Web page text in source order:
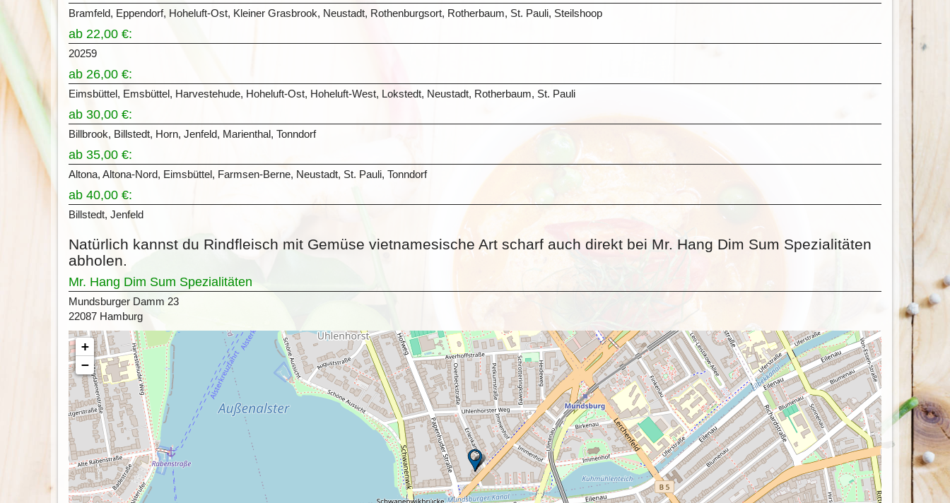
Bramfeld, Eppendorf, Hoheluft-Ost, Kleiner Grasbrook, Neustadt, Rothenburgsort, Rotherbaum, St. Pauli, Steilshoop
ab 22,00 €:
20259
ab 26,00 €:
Eimsbüttel, Emsbüttel, Harvestehude, Hoheluft-Ost, Hoheluft-West, Lokstedt, Neustadt, Rotherbaum, St. Pauli
ab 30,00 €:
Billbrook, Billstedt, Horn, Jenfeld, Marienthal, Tonndorf
ab 35,00 €:
Altona, Altona-Nord, Eimsbüttel, Farmsen-Berne, Neustadt, St. Pauli, Tonndorf
ab 40,00 €:
Billstedt, Jenfeld
Natürlich kannst du Rindfleisch mit Gemüse vietnamesische Art scharf auch direkt bei Mr. Hang Dim Sum Spezialitäten
abholen.
Mr. Hang Dim Sum Spezialitäten
Mundsburger Damm 23
22087 Hamburg
+
−